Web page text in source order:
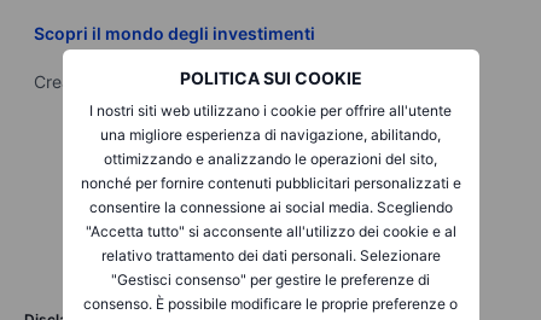
POLITICA SUI COOKIE
I nostri siti web utilizzano i cookie per offrire all'utente
una migliore esperienza di navigazione, abilitando,
ottimizzando e analizzando le operazioni del sito,
nonché per fornire contenuti pubblicitari personalizzati e
consentire la connessione ai social media. Scegliendo
"Accetta tutto" si acconsente all'utilizzo dei cookie e al
relativo trattamento dei dati personali. Selezionare
"Gestisci consenso" per gestire le preferenze di
consenso. È possibile modificare le proprie preferenze o
Scopri il mondo degli investimenti
Crea il tuo portafoglio con i prodotti a disposizione